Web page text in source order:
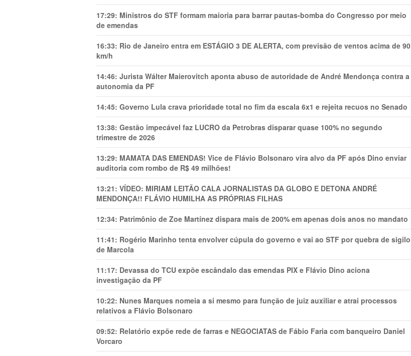
17:29: Ministros do STF formam maioria para barrar pautas-bomba do Congresso por meio
de emendas
16:33: Rio de Janeiro entra em ESTÁGIO 3 DE ALERTA, com previsão de ventos acima de 90
km/h
14:46: Jurista Wálter Maierovitch aponta abuso de autoridade de André Mendonça contra a
autonomia da PF
14:45: Governo Lula crava prioridade total no fim da escala 6x1 e rejeita recuos no Senado
13:38: Gestão impecável faz LUCRO da Petrobras disparar quase 100% no segundo
trimestre de 2026
13:29: MAMATA DAS EMENDAS! Vice de Flávio Bolsonaro vira alvo da PF após Dino enviar
auditoria com rombo de R$ 49 milhões!
13:21: VÍDEO: MIRIAM LEITÃO CALA JORNALISTAS DA GLOBO E DETONA ANDRÉ
MENDONÇA!! FLÁVIO HUMILHA AS PRÓPRIAS FILHAS
12:34: Patrimônio de Zoe Martínez dispara mais de 200% em apenas dois anos no mandato
11:41: Rogério Marinho tenta envolver cúpula do governo e vai ao STF por quebra de sigilo
de Marcola
11:17: Devassa do TCU expõe escândalo das emendas PIX e Flávio Dino aciona
investigação da PF
10:22: Nunes Marques nomeia a si mesmo para função de juiz auxiliar e atrai processos
relativos a Flávio Bolsonaro
09:52: Relatório expõe rede de farras e NEGOCIATAS de Fábio Faria com banqueiro Daniel
Vorcaro